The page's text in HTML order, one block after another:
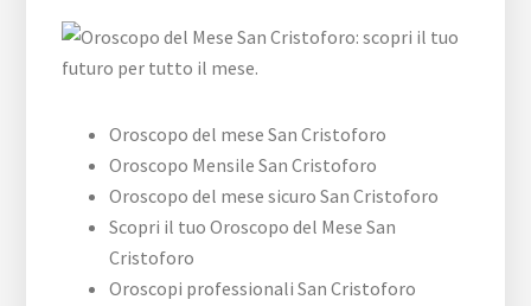
Oroscopo del mese San Cristoforo
Oroscopo Mensile San Cristoforo
Oroscopo del mese sicuro San Cristoforo
Scopri il tuo Oroscopo del Mese San
Cristoforo
Oroscopi professionali San Cristoforo